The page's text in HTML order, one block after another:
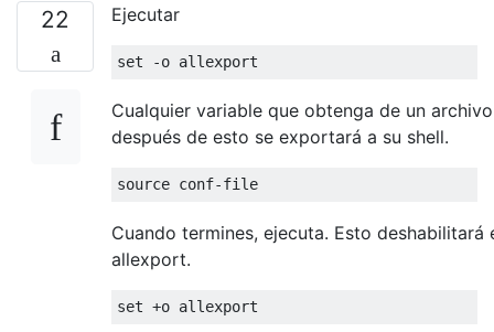
22 Ejecutar
set -o allexport
Cualquier variable que obtenga de un archivo
después de esto se exportará a su shell.
source conf-file
Cuando termines, ejecuta. Esto deshabilitará
allexport.
set +o allexport